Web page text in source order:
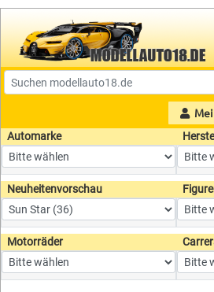
Automarke
Neuheitenvorschau
Motorräder